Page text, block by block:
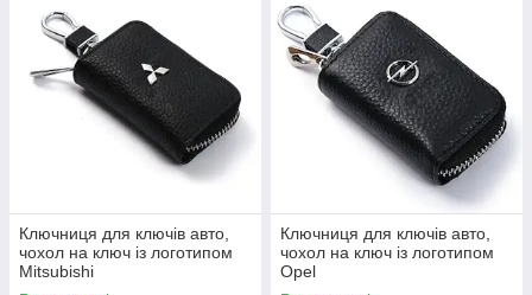
Ключниця для ключів авто,
чохол на ключ із логотипом
Mitsubishi
Ключниця для ключів авто,
чохол на ключ із логотипом
Opel